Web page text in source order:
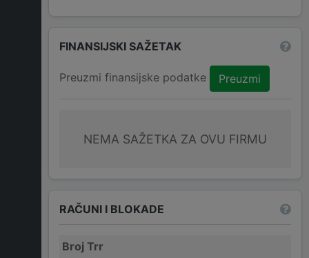
FINANSIJSKI SAŽETAK
Preuzmi finansijske podatke Preuzmi
NEMA SAŽETKA ZA OVU FIRMU
RAČUNI I BLOKADE
Broj Trr